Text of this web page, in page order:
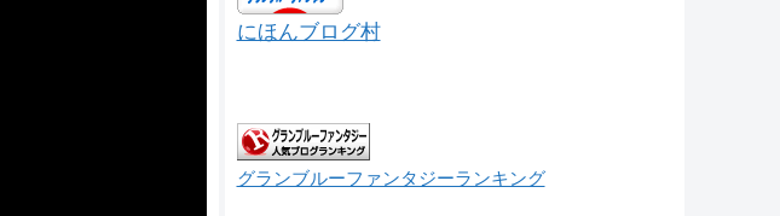
にほんブログ村
グランブルーファンタジーランキング